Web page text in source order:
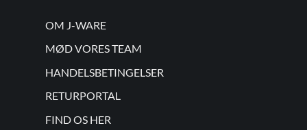
OM J-WARE
MØD VORES TEAM
HANDELSBETINGELSER
RETURPORTAL
FIND OS HER